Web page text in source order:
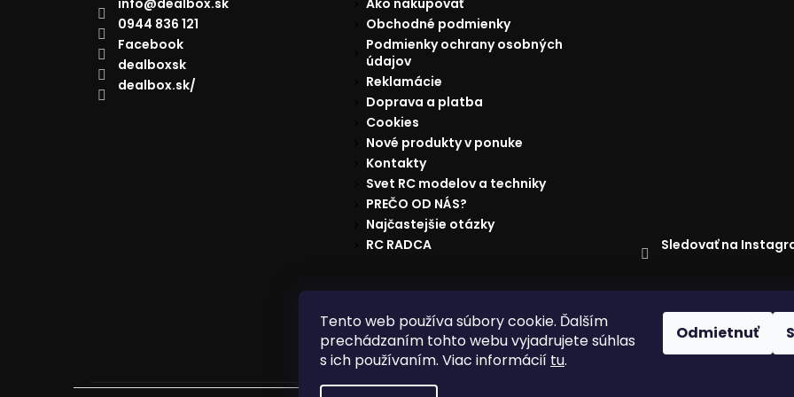
Tento web používa súbory cookie. Ďalším
prechádzaním tohto webu vyjadrujete súhlas
s ich používaním. Viac informácií tu.
Odmietnuť
info@dealbox.sk
0944 836 121
Facebook
dealboxsk
dealbox.sk/
Ako nakupovať
Obchodné podmienky
Podmienky ochrany osobných
údajov
Reklamácie
Doprava a platba
Cookies
Nové produkty v ponuke
Kontakty
Svet RC modelov a techniky
PREČO OD NÁS?
Najčastejšie otázky
RC RADCA
Sledovať na
Reklamácie Doprava a platba Najnižšia cena na trhu Obchodné